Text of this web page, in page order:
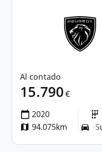
Al contado
15.790€
2020
94.075km
Todoterreno-Suv